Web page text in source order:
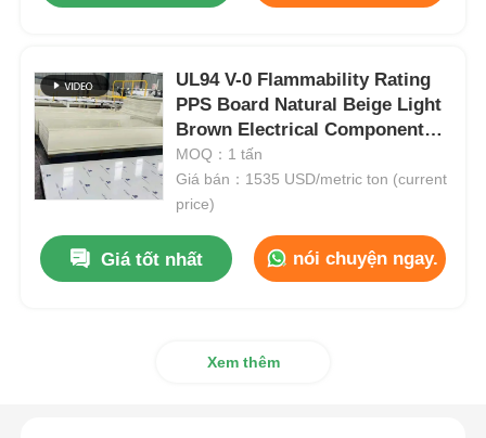
Tấm nhựa PP
Hội đồng PPS
Bảng polypropylen chống cháy
UL94 V-0 Flammability Rating
PPS Board Natural Beige Light
Brown Electrical Components
Providing Electrical Insulation
and Mechanical Strength
MOQ：1 tấn
Giá bán：1535 USD/metric ton (current
price)
Giá tốt nhất nói chuyện ngay.
Xem thêm